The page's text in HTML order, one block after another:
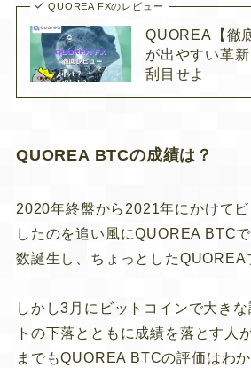
QUOREA FXのレビュー
QUOREA【徹
が出やすい革
刮目せよ
QUOREA BTCの成績は？
2020年終盤から2021年にかけて
したのを追い風にQUOREA BTC
数誕生し、ちょっとしたQUOREA
しかし3月にビットコインで大き
トの下落とともに成績を落とす人
までもQUOREA BTCの評価はわか